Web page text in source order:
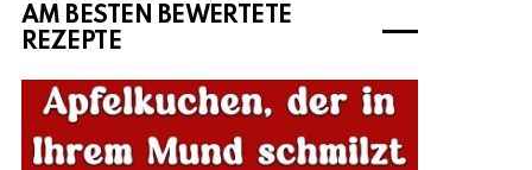
AM BESTEN BEWERTETE
REZEPTE